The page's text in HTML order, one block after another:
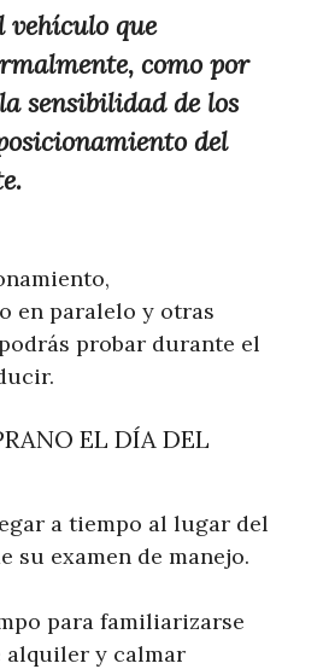
que
como por
sensibilidad de los
del
en paralelo y otras
probar durante el
EL DÍA DEL
a tiempo al lugar del
su examen de manejo.
para familiarizarse
alquiler y calmar